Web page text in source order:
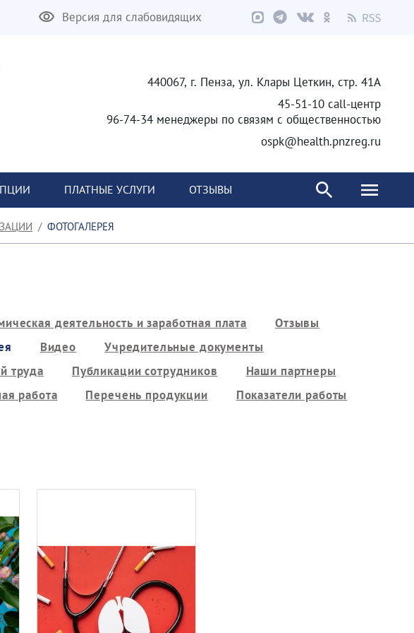
Версия для слабовидящих
440067, г. Пенза, ул. Клары Цеткин, стр. 41А
45-51-10 call-центр
96-74-34 менеджеры по связям с общественностью
ospk@health.pnzreg.ru
ПЛАТНЫЕ УСЛУГИ ОТЗЫВЫ
ФОТОГАЛЕРЕЯ
деятельность и заработная плата
Отзывы
Видео
Учредительные документы
труда Публикации сотрудников
Наши партнеры
работа Перечень продукции
Показатели работы